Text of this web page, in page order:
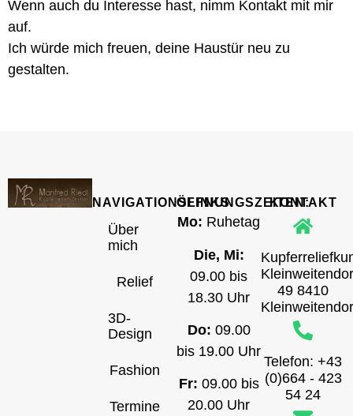
Wenn auch du Interesse hast, nimm Kontakt mit mir
auf.
Ich würde mich freuen, deine Haustür neu zu
gestalten.
NAVIGATIONSLINKS
Über
mich
Relief
3D-
Design
Fashion
Termine
ÖFFNUNGSZEITEN:
Mo: Ruhetag
Die, Mi:
09.00 bis
18.30 Uhr
Do: 09.00
bis 19.00 Uhr
Fr: 09.00 bis
20.00 Uhr
KONTAKT
49 8410
Telefon: +43
(0)664 - 423
54 24